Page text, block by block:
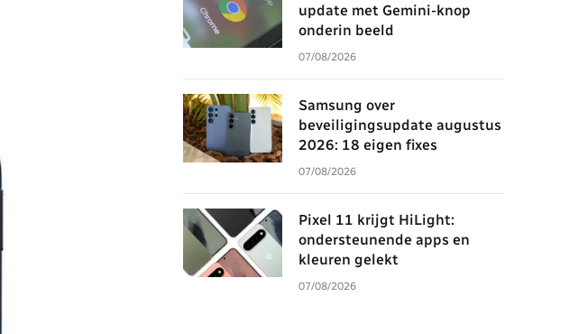
update met Gemini-knop
onderin beeld
07/08/2026
Samsung over
beveiligingsupdate augustus
2026: 18 eigen fixes
07/08/2026
Pixel 11 krijgt HiLight:
ondersteunende apps en
kleuren gelekt
07/08/2026